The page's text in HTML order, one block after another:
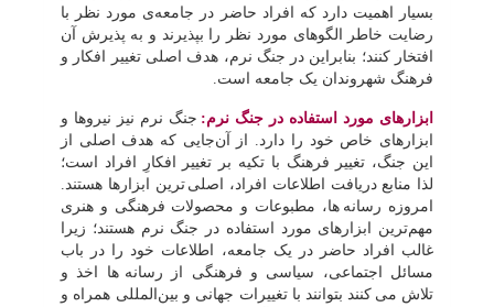
بسیار اهمیت دارد که افراد حاضر در جامعه‌ی مورد نظر با
رضایت خاطر الگوهای مورد نظر را بپذیرند و به پذیرش آن
افتخار کنند؛ بنابراین در جنگ نرم، هدف اصلی تغییر افکار و
فرهنگ شهروندان یک جامعه است.
ابزارهای مورد استفاده در جنگ نرم: جنگ نرم نیز نیروها و
ابزارهای خاص خود را دارد. از آن‌جایی که هدف اصلی از
این جنگ، تغییر فرهنگ با تکیه بر تغییر افکارِ افراد است؛
لذا منابع دریافت اطلاعات افراد، اصلی ترین ابزارها هستند.
امروزه رسانه ها، مطبوعات و محصولات فرهنگی و هنری
مهم‌ترین ابزارهای مورد استفاده در جنگ نرم هستند؛ زیرا
غالب افراد حاضر در یک جامعه، اطلاعات خود را در باب
مسائل اجتماعی، سیاسی و فرهنگی از رسانه ها اخذ و
تلاش می کنند بتوانند با تغییرات جهانی و بین‌المللی همراه و